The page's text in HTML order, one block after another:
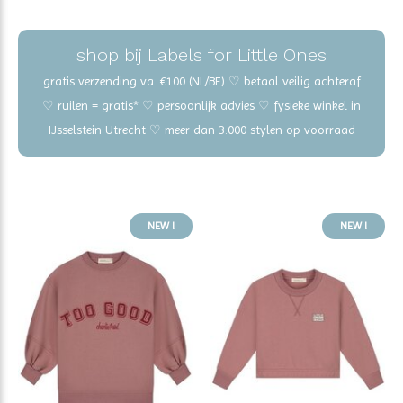
shop bij Labels for Little Ones
gratis verzending va. €100 (NL/BE) ♡ betaal veilig achteraf
♡ ruilen = gratis* ♡ persoonlijk advies ♡ fysieke winkel in
IJsselstein Utrecht ♡ meer dan 3.000 stylen op voorraad
NEW ! NEW !